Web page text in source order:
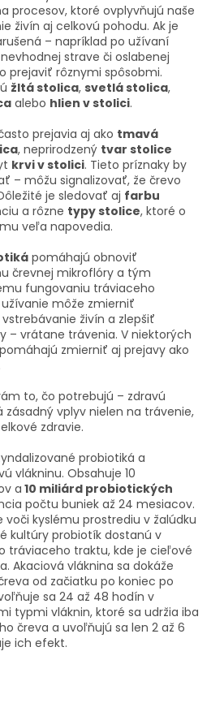
procesov, ktoré ovplyvňujú naše
živín aj celkovú pohodu. Ak je
– napríklad po užívaní
strave či oslabenej
prejaviť rôznymi spôsobmi.
žltá stolica, svetlá stolica,
alebo hlien v stolici.
prejavia aj ako tmavá
, neprirodzený tvar stolice
krvi v stolici. Tieto príznaky by
– môžu signalizovať, že črevo
je sledovať aj farbu
a rôzne typy stolice, ktoré o
veľa napovedia.
pomáhajú obnoviť
črevnej mikroflóry a tým
fungovaniu tráviaceho
môže zmierniť
živín a zlepšiť
– vrátane trávenia. V niektorých
zmierniť aj prejavy ako
to, čo potrebujú – zdravú
vplyv nielen na trávenie,
zdravie.
probiotiká a
vlákninu. Obsahuje 10
a 10 miliárd probiotických
počtu buniek až 24 mesiacov.
kyslému prostrediu v žalúdku
kultúry probiotík dostanú v
tráviaceho traktu, kde je cieľové
Akaciová vláknina sa dokáže
od začiatku po koniec po
sa 24 až 48 hodín v
typmi vláknin, ktoré sa udržia iba
čreva a uvoľňujú sa len 2 až 6
ich efekt.